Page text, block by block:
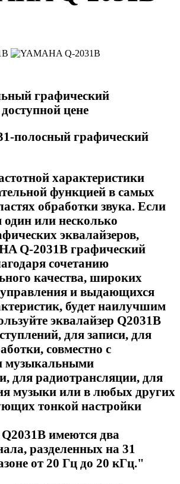
графический
цене
полосный графический
характеристики
функцией в самых
обработки звука. Если
один или несколько
эквалайзеров,
Q-2031B графический
сочетанию
качества, широких
и выдающихся
будет наилучшим
эквалайзер Q2031B
для записи, для
совместно с
музыкальными
для радиотрансляции, для
музыки или в любых других
тонкой настройки
имеются два
разделенных на 31
от 20 Гц до 20 кГц."